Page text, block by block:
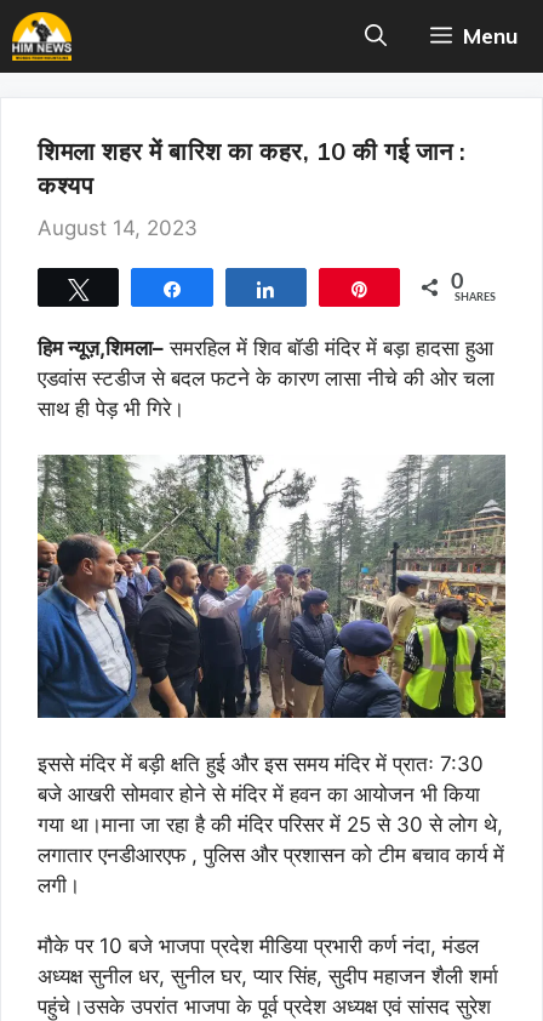
Skip
to
content
Menu
शिमला शहर में बारिश का कहर, 10 की गई जान :
कश्यप
August 14, 2023
0
SHARES
हिम न्यूज़,शिमला– समरहिल में शिव बॉडी मंदिर में बड़ा हादसा हुआ
एडवांस स्टडीज से बदल फटने के कारण लासा नीचे की ओर चला
साथ ही पेड़ भी गिरे।
इससे मंदिर में बड़ी क्षति हुई और इस समय मंदिर में प्रातः 7:30
बजे आखरी सोमवार होने से मंदिर में हवन का आयोजन भी किया
गया था।माना जा रहा है की मंदिर परिसर में 25 से 30 से लोग थे,
लगातार एनडीआरएफ , पुलिस और प्रशासन को टीम बचाव कार्य में
लगी।
मौके पर 10 बजे भाजपा प्रदेश मीडिया प्रभारी कर्ण नंदा, मंडल
अध्यक्ष सुनील धर, सुनील घर, प्यार सिंह, सुदीप महाजन शैली शर्मा
पहुंचे।उसके उपरांत भाजपा के पूर्व प्रदेश अध्यक्ष एवं सांसद सुरेश